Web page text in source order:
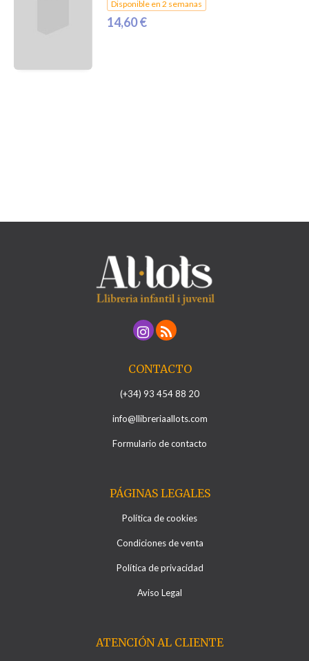
Disponible en 2 semanas
14,60 €
CONTACTO
(+34) 93 454 88 20
info@llibreriaallots.com
Formulario de contacto
PÁGINAS LEGALES
Política de cookies
Condiciones de venta
Política de privacidad
Aviso Legal
ATENCIÓN AL CLIENTE